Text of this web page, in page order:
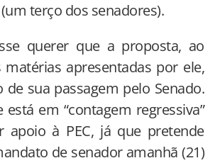
terço dos senadores).
querer que a proposta, ao
apresentadas por ele,
sua passagem pelo Senado.
está em “contagem regressiva”
apoio à PEC, já que pretende
de senador amanhã (21)